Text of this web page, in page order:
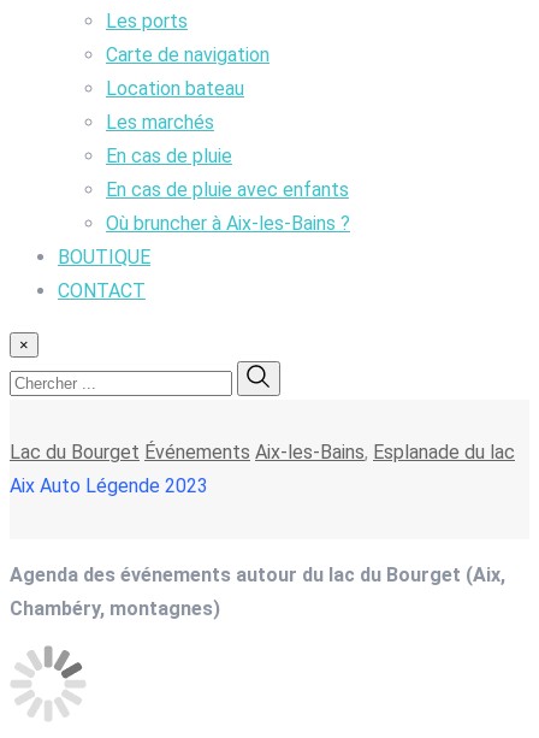
Les ports
Carte de navigation
Location bateau
Les marchés
En cas de pluie
En cas de pluie avec enfants
Où bruncher à Aix-les-Bains ?
BOUTIQUE
CONTACT
×
Lac du Bourget Événements Aix-les-Bains, Esplanade du lac
Aix Auto Légende 2023
Agenda des événements autour du lac du Bourget (Aix,
Chambéry, montagnes)